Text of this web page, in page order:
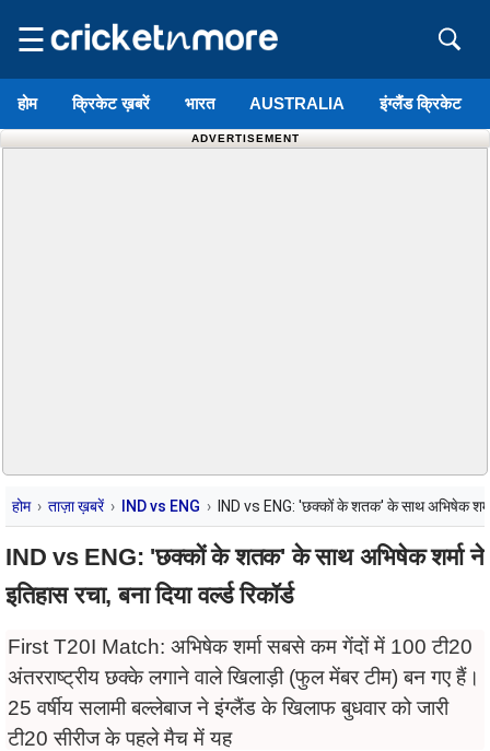
☰
होम क्रिकेट ख़बरें भारत AUSTRALIA इंग्लैंड क्रिकेट
ADVERTISEMENT
होम ताज़ा ख़बरें IND vs ENG IND vs ENG: 'छक्कों के शतक' के साथ अभिषेक शर्मा ने
IND vs ENG: 'छक्कों के शतक' के साथ अभिषेक शर्मा ने
इतिहास रचा, बना दिया वर्ल्ड रिकॉर्ड
First T20I Match: अभिषेक शर्मा सबसे कम गेंदों में 100 टी20
अंतरराष्ट्रीय छक्के लगाने वाले खिलाड़ी (फुल मेंबर टीम) बन गए हैं।
25 वर्षीय सलामी बल्लेबाज ने इंग्लैंड के खिलाफ बुधवार को जारी
टी20 सीरीज के पहले मैच में यह